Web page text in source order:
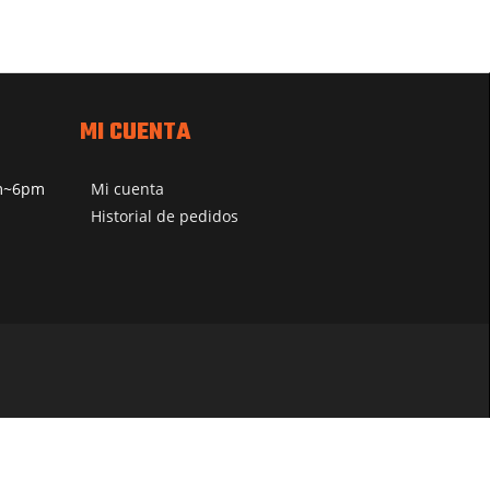
MI CUENTA
Mi cuenta
Historial de pedidos